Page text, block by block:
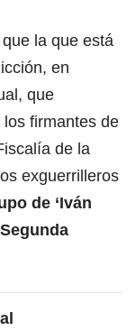
la que está
en
que
firmantes de
de la
exguerrilleros
de ‘Iván